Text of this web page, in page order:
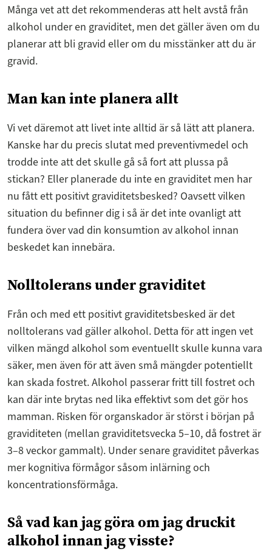
Många vet att det rekommenderas att helt avstå från
alkohol under en graviditet, men det gäller även om du
planerar att bli gravid eller om du misstänker att du är
gravid.
Man kan inte planera allt
Vi vet däremot att livet inte alltid är så lätt att planera.
Kanske har du precis slutat med preventivmedel och
trodde inte att det skulle gå så fort att plussa på
stickan? Eller planerade du inte en graviditet men har
nu fått ett positivt graviditetsbesked? Oavsett vilken
situation du befinner dig i så är det inte ovanligt att
fundera över vad din konsumtion av alkohol innan
beskedet kan innebära.
Nolltolerans under graviditet
Från och med ett positivt graviditetsbesked är det
nolltolerans vad gäller alkohol. Detta för att ingen vet
vilken mängd alkohol som eventuellt skulle kunna vara
säker, men även för att även små mängder potentiellt
kan skada fostret. Alkohol passerar fritt till fostret och
kan där inte brytas ned lika effektivt som det gör hos
mamman. Risken för organskador är störst i början på
graviditeten (mellan graviditetsvecka 5–10, då fostret är
3–8 veckor gammalt). Under senare graviditet påverkas
mer kognitiva förmågor såsom inlärning och
koncentrationsförmåga.
Så vad kan jag göra om jag druckit
alkohol innan jag visste?